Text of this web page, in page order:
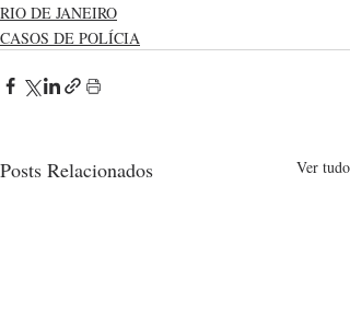
RIO DE JANEIRO
CASOS DE POLÍCIA
Posts Relacionados Ver tudo